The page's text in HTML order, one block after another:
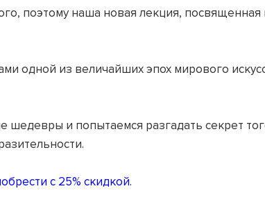
поэтому наша новая лекция,
одной из величайших эпох мирового
и попытаемся разгадать секрет
с 25% скидкой.